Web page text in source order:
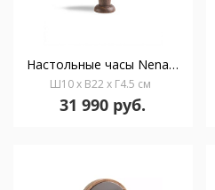
Настольные часы Nena G латунь-орех
Ш10 x В22 x Г4.5 см
31 990 руб.